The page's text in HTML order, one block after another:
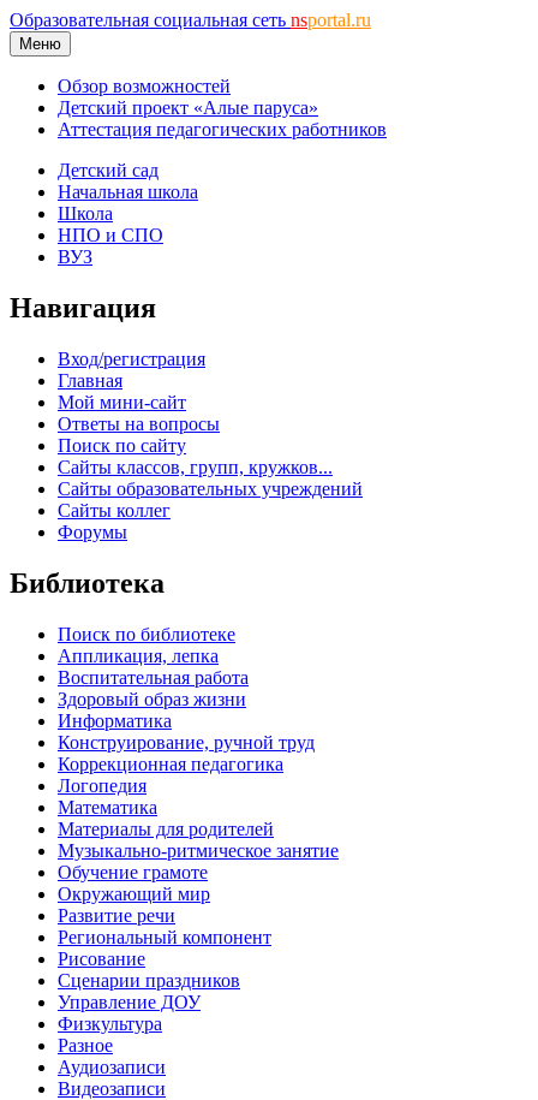
Образовательная социальная сеть nsportal.ru
Меню
Обзор возможностей
Детский проект «Алые паруса»
Аттестация педагогических работников
Детский сад
Начальная школа
Школа
НПО и СПО
ВУЗ
Навигация
Вход/регистрация
Главная
Мой мини-сайт
Ответы на вопросы
Поиск по сайту
Сайты классов, групп, кружков...
Сайты образовательных учреждений
Сайты коллег
Форумы
Библиотека
Поиск по библиотеке
Аппликация, лепка
Воспитательная работа
Здоровый образ жизни
Информатика
Конструирование, ручной труд
Коррекционная педагогика
Логопедия
Математика
Материалы для родителей
Музыкально-ритмическое занятие
Обучение грамоте
Окружающий мир
Развитие речи
Региональный компонент
Рисование
Сценарии праздников
Управление ДОУ
Физкультура
Разное
Аудиозаписи
Видеозаписи